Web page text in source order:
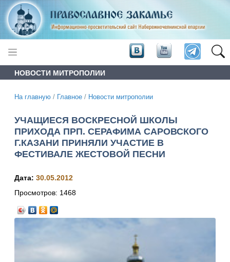
НОВОСТИ МИТРОПОЛИИ
На главную / Главное / Новости митрополии
УЧАЩИЕСЯ ВОСКРЕСНОЙ ШКОЛЫ
ПРИХОДА ПРП. СЕРАФИМА САРОВСКОГО
Г.КАЗАНИ ПРИНЯЛИ УЧАСТИЕ В
ФЕСТИВАЛЕ ЖЕСТОВОЙ ПЕСНИ
Дата: 30.05.2012
Просмотров: 1468